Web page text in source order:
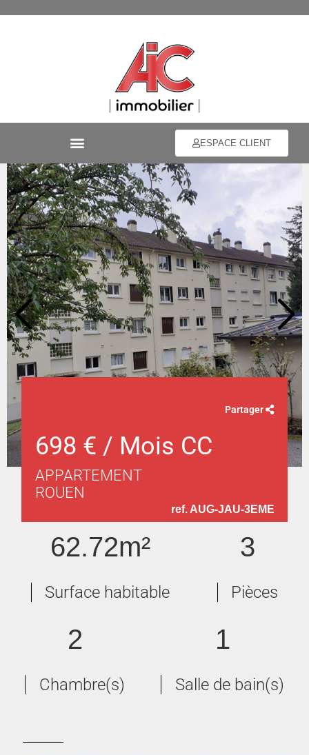
ESPACE CLIENT
Partager
698 € / Mois CC
APPARTEMENT
ROUEN
ref. AUG-JAU-3EME
62.72m²
Surface habitable
3
Pièces
2
Chambre(s)
1
Salle de bain(s)